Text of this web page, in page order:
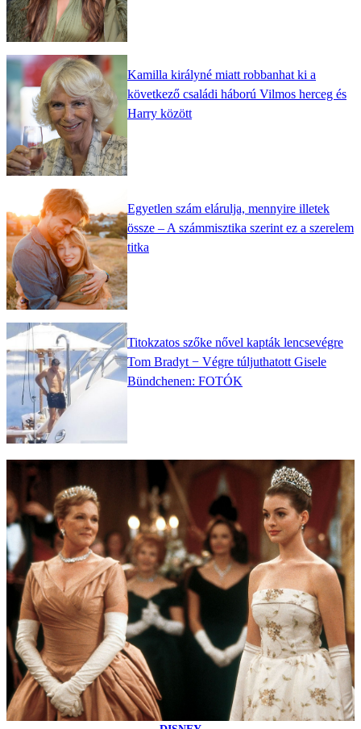
Kamilla királyné miatt robbanhat ki a
következő családi háború Vilmos herceg és
Harry között
Egyetlen szám elárulja, mennyire illetek
össze – A számmisztika szerint ez a szerelem
titka
Titokzatos szőke nővel kapták lencsevégre
Tom Bradyt − Végre túljuthatott Gisele
Bündchenen: FOTÓK